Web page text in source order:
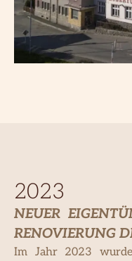
2023
NEUER
RENOVIERUNG
Im Jahr 2023